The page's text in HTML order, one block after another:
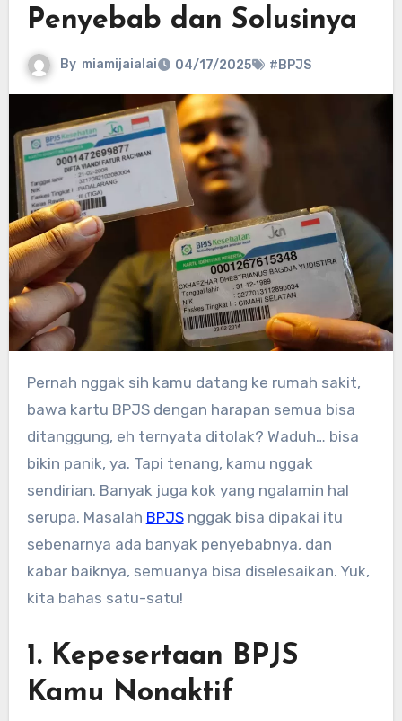
Penyebab dan Solusinya
By miamijaialai 04/17/2025 #BPJS
Pernah nggak sih kamu datang ke rumah sakit,
bawa kartu BPJS dengan harapan semua bisa
ditanggung, eh ternyata ditolak? Waduh… bisa
bikin panik, ya. Tapi tenang, kamu nggak
sendirian. Banyak juga kok yang ngalamin hal
serupa. Masalah BPJSnggak bisa dipakai itu
sebenarnya ada banyak penyebabnya, dan
kabar baiknya, semuanya bisa diselesaikan. Yuk,
kita bahas satu-satu!
1. Kepesertaan BPJS
Kamu Nonaktif